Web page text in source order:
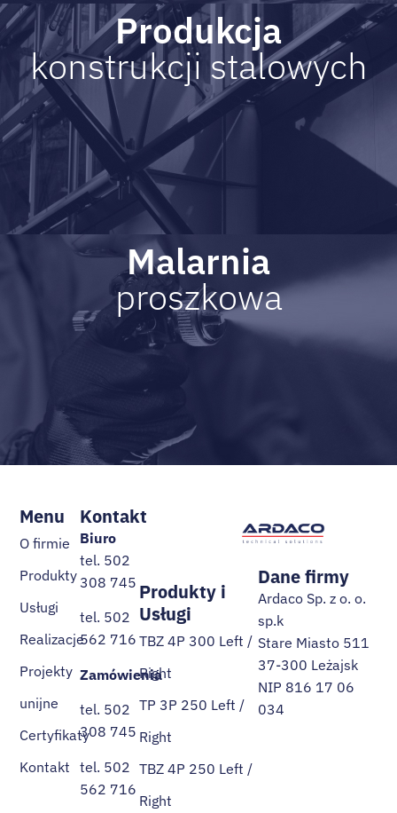
Produkcja
konstrukcji stalowych
Malarnia
proszkowa
Dane firmy
Ardaco Sp. z o. o.
sp.k
Stare Miasto 511
37-300 Leżajsk
NIP 816 17 06
034
Kontakt
Biuro
tel. 502
308 745
tel. 502
562 716
Zamówienia
tel. 502
308 745
tel. 502
562 716
Menu
O firmie
Produkty
Usługi
Realizacje
Projekty
unijne
Certyfikaty
Kontakt
Produkty i
Usługi
TBZ 4P 300 Left /
Right
TP 3P 250 Left /
Right
TBZ 4P 250 Left /
Right